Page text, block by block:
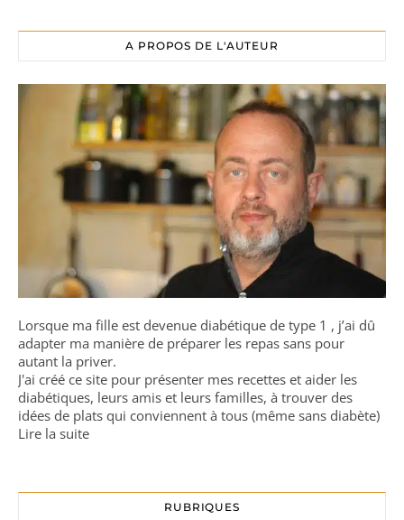
A PROPOS DE L'AUTEUR
Lorsque ma fille est devenue diabétique de type 1 , j’ai dû
adapter ma manière de préparer les repas sans pour
autant la priver.
J'ai créé ce site pour présenter mes recettes et aider les
diabétiques, leurs amis et leurs familles, à trouver des
idées de plats qui conviennent à tous (même sans diabète)
Lire la suite
RUBRIQUES